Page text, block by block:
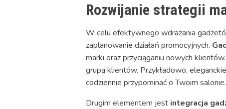
Rozwijanie strategii
W celu efektywnego wdrażania
zaplanowanie działań promocyjnych.
marki oraz przyciąganiu nowych
grupą klientów. Przykładowo,
codziennie przypominać o Twoim salonie.
Drugim elementem jest integracja